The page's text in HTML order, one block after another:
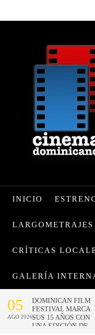
INICIO
LARGOMETRAJES
CRÍTICAS
GALERÍA